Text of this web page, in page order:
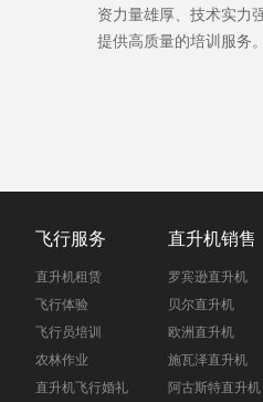
资力量雄厚、技术实力
提供高质量的培训服务
飞行服务
直升机租赁
飞行体验
飞行员培训
农林作业
直升机飞行婚礼
直升机销售
罗宾逊直升机
贝尔直升机
欧洲直升机
施瓦泽直升机
阿古斯特直升机